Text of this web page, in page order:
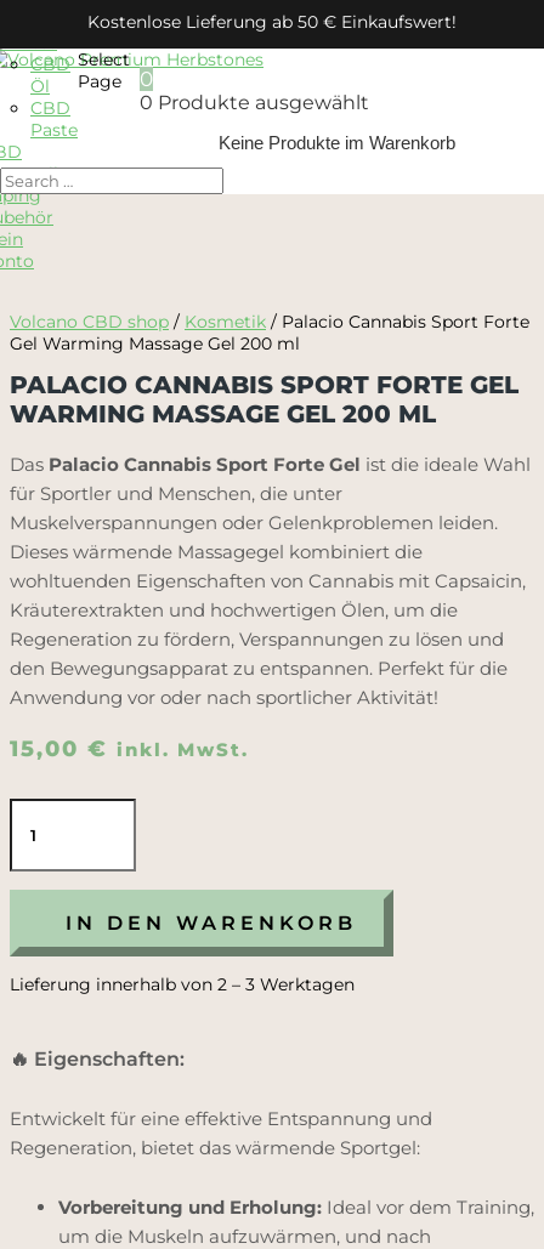
CBD
Öl
CBD
Paste
0
0 Produkte ausgewählt
Keine Produkte im Warenkorb
Select
Page
Volcano CBD shop / Kosmetik / Palacio Cannabis Sport Forte
Gel Warming Massage Gel 200 ml
PALACIO CANNABIS SPORT FORTE GEL
WARMING MASSAGE GEL 200 ML
Das Palacio Cannabis Sport Forte Gel ist die ideale Wahl
für Sportler und Menschen, die unter
Muskelverspannungen oder Gelenkproblemen leiden.
Dieses wärmende Massagegel kombiniert die
wohltuenden Eigenschaften von Cannabis mit Capsaicin,
Kräuterextrakten und hochwertigen Ölen, um die
Regeneration zu fördern, Verspannungen zu lösen und
den Bewegungsapparat zu entspannen. Perfekt für die
Anwendung vor oder nach sportlicher Aktivität!
15,00 € inkl. MwSt.
Palacio
Cannabis
Forte
Gel
Warming
Gel
200
IN DEN WARENKORB
Lieferung innerhalb von 2 – 3 Werktagen
🔥 Eigenschaften:
Entwickelt für eine effektive Entspannung und
Regeneration, bietet das wärmende Sportgel:
Vorbereitung und Erholung: Ideal vor dem Training,
um die Muskeln aufzuwärmen, und nach
Kostenlose Lieferung ab 50 € Einkaufswert!